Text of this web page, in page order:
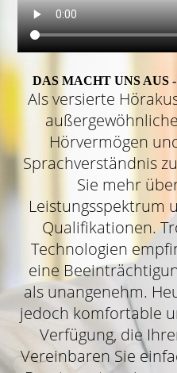
DAS MACHT UNS AUS
Als versierte
Hörvermögen
Sprachverständnis
Sie mehr
Leistungsspektrum
Qualifikationen.
Technologien
eine
als unangenehm.
jedoch komfortable
Verfügung, die
Vereinbaren Sie